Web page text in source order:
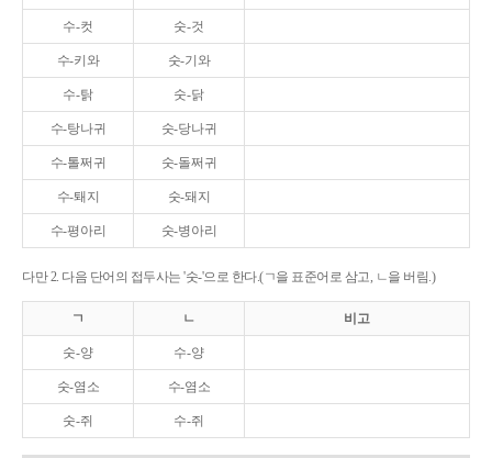
수-컷 숫-것
수-키와 숫-기와
수-탉 숫-닭
수-탕나귀 숫-당나귀
수-톨쩌귀 숫-돌쩌귀
수-퇘지 숫-돼지
수-평아리 숫-병아리
다만 2. 다음 단어의 접두사는 '숫-'으로 한다.(ㄱ을 표준어로 삼고, ㄴ을 버림.)
ㄱ ㄴ 비고
숫-양 수-양
숫-염소 수-염소
숫-쥐 수-쥐